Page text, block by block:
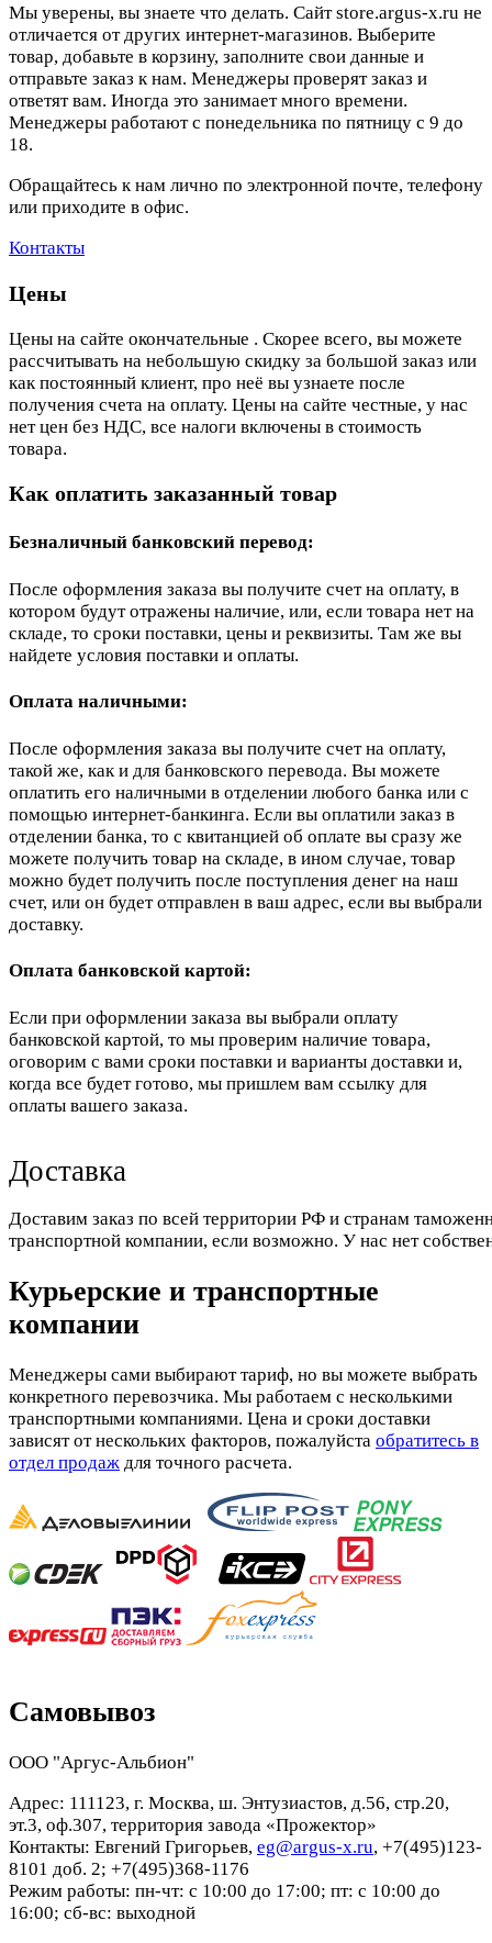
Мы уверены, вы знаете что делать. Сайт store.argus-x.ru не
отличается от других интернет-магазинов. Выберите
товар, добавьте в корзину, заполните свои данные и
отправьте заказ к нам. Менеджеры проверят заказ и
ответят вам. Иногда это занимает много времени.
Менеджеры работают с понедельника по пятницу с 9 до
18.
Обращайтесь к нам лично по электронной почте, телефону
или приходите в офис.
Контакты
Цены
Цены на сайте окончательные . Скорее всего, вы можете
рассчитывать на небольшую скидку за большой заказ или
как постоянный клиент, про неё вы узнаете после
получения счета на оплату. Цены на сайте честные, у нас
нет цен без НДС, все налоги включены в стоимость
товара.
Как оплатить заказанный товар
Безналичный банковский перевод:
После оформления заказа вы получите счет на оплату, в
котором будут отражены наличие, или, если товара нет на
складе, то сроки поставки, цены и реквизиты. Там же вы
найдете условия поставки и оплаты.
Оплата наличными:
После оформления заказа вы получите счет на оплату,
такой же, как и для банковского перевода. Вы можете
оплатить его наличными в отделении любого банка или с
помощью интернет-банкинга. Если вы оплатили заказ в
отделении банка, то с квитанцией об оплате вы сразу же
можете получить товар на складе, в ином случае, товар
можно будет получить после поступления денег на наш
счет, или он будет отправлен в ваш адрес, если вы выбрали
доставку.
Оплата банковской картой:
Если при оформлении заказа вы выбрали оплату
банковской картой, то мы проверим наличие товара,
оговорим с вами сроки поставки и варианты доставки и,
когда все будет готово, мы пришлем вам ссылку для
оплаты вашего заказа.
Доставка
Доставим заказ по всей территории РФ и странам
транспортной компании, если возможно. У нас нет
Курьерские и транспортные
компании
Менеджеры сами выбирают тариф, но вы можете выбрать
конкретного перевозчика. Мы работаем с несколькими
транспортными компаниями. Цена и сроки доставки
зависят от нескольких факторов, пожалуйста обратитесь в
отдел продаж для точного расчета.
Самовывоз
ООО "Аргус-Альбион"
Адрес: 111123, г. Москва, ш. Энтузиастов, д.56, стр.20,
эт.3, оф.307, территория завода «Прожектор»
Контакты: Евгений Григорьев, eg@argus-x.ru, +7(495)123-
8101 доб. 2; +7(495)368-1176
Режим работы: пн-чт: с 10:00 до 17:00; пт: с 10:00 до
16:00; сб-вс: выходной